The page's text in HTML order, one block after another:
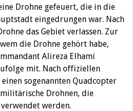
Drohne gefeuert, die in die
eingedrungen war. Nach
das Gebiet verlassen. Zur
die Drohne gehört habe,
Alireza Elhami
mit. Nach offiziellen
sogenannten Quadcopter
Drohnen, die
werden.